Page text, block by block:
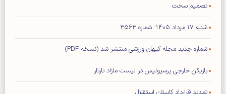
تصمیم سخت
شنبه ۱۷ مرداد ۱۴۰۵- شماره ۳۵۶۳
شماره جدید مجله کیهان ورزشی منتشر شد (نسخه PDF)
بازیکن خارجی پرسپولیس در لیست مازاد تارتار